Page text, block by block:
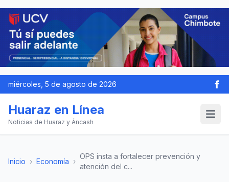
miércoles, 5 de agosto de 2026
Huaraz en Línea
Noticias de Huaraz y Áncash
Inicio › Economía ›
OPS insta a fortalecer prevención y
atención del c...